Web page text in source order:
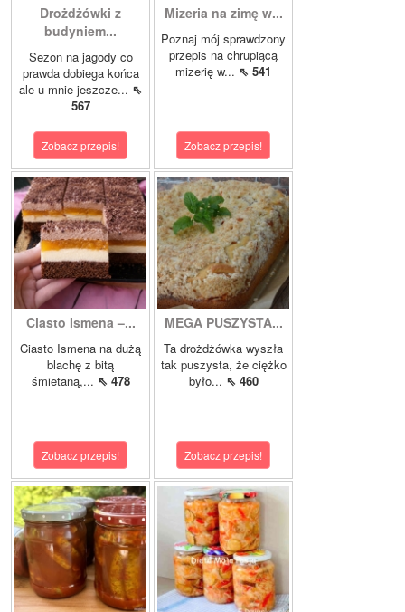
Drożdżówki z
budyniem...
Sezon na jagody co
prawda dobiega końca
ale u mnie jeszcze... ⇖
567
Zobacz przepis!
Mizeria na zimę w...
Poznaj mój sprawdzony
przepis na chrupiącą
mizerię w... ⇖ 541
Zobacz przepis!
Ciasto Ismena –...
Ciasto Ismena na dużą
blachę z bitą
śmietaną,... ⇖ 478
Zobacz przepis!
MEGA PUSZYSTA...
Ta drożdżówka wyszła
tak puszysta, że ciężko
było... ⇖ 460
Zobacz przepis!